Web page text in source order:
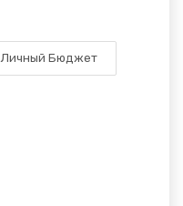
Личный Бюджет